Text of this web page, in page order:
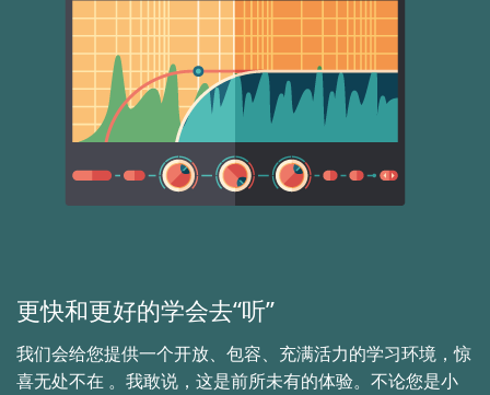
更快和更好的学会去“听”
我们会给您提供一个开放、包容、充满活力的学习环境，惊
喜无处不在 。我敢说，这是前所未有的体验。不论您是小